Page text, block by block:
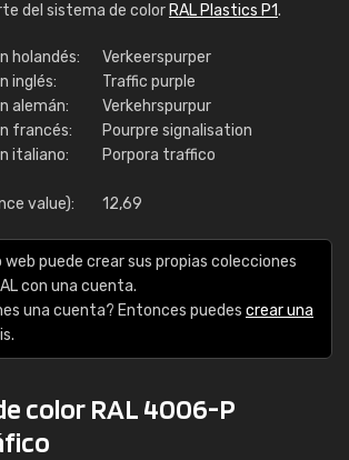
del sistema de color RAL Plastics P1.
holandés:
Verkeerspurper
inglés:
Traffic purple
alemán:
Verkehrspurpur
francés:
Pourpre signalisation
italiano:
Porpora traffico
value): 12,69
web puede crear sus propias colecciones
con una cuenta.
una cuenta? Entonces puedes crear una
color RAL 4006-P